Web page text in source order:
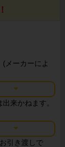
メーカーによ
来かねます。
引き渡しで